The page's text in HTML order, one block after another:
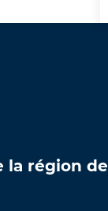
la région de